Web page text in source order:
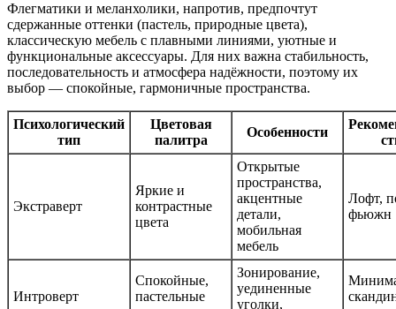
Флегматики и меланхолики, напротив, предпочтут
сдержанные оттенки (пастель, природные цвета),
классическую мебель с плавными линиями, уютные и
функциональные аксессуары. Для них важна стабильность,
последовательность и атмосфера надёжности, поэтому их
выбор — спокойные, гармоничные пространства.
Психологический
тип
Цветовая
палитра
Особенности
Экстраверт
Яркие и
контрастные
цвета
Открытые
пространства,
акцентные
детали,
мобильная
мебель
Лофт,
фьюжн
Интроверт
Спокойные,
пастельные
Зонирование,
уединенные
уголки,